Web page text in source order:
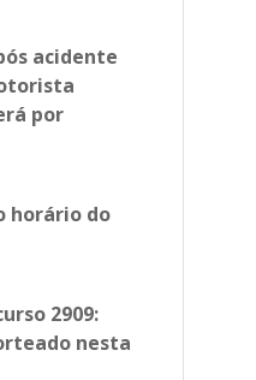
acidente
por
horário do
2909:
nesta